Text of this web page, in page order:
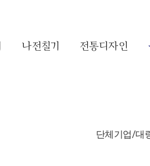
나전칠기 전통디자인
단체기업/대